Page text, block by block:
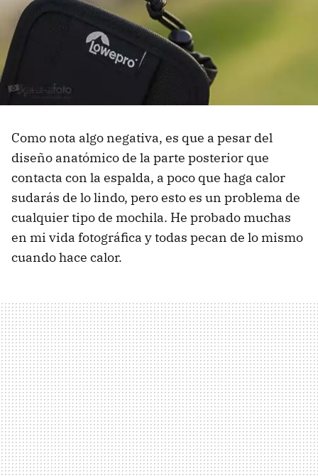
Como nota algo negativa, es que a pesar del
diseño anatómico de la parte posterior que
contacta con la espalda, a poco que haga calor
sudarás de lo lindo, pero esto es un problema de
cualquier tipo de mochila. He probado muchas
en mi vida fotográfica y todas pecan de lo mismo
cuando hace calor.